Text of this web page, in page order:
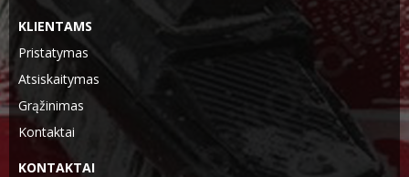
KLIENTAMS
Pristatymas
Atsiskaitymas
Grąžinimas
Kontaktai
KONTAKTAI